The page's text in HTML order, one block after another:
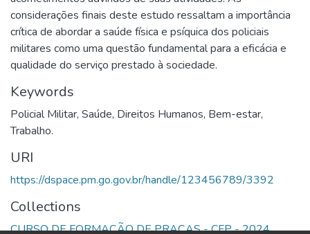
considerações finais deste estudo ressaltam a importância
crítica de abordar a saúde física e psíquica dos policiais
militares como uma questão fundamental para a eficácia e
qualidade do serviço prestado à sociedade.
Keywords
Policial Militar, Saúde, Direitos Humanos, Bem-estar,
Trabalho.
URI
https://dspace.pm.go.gov.br/handle/123456789/3392
Collections
CURSO DE FORMAÇÃO DE PRAÇAS - CFP - 2024